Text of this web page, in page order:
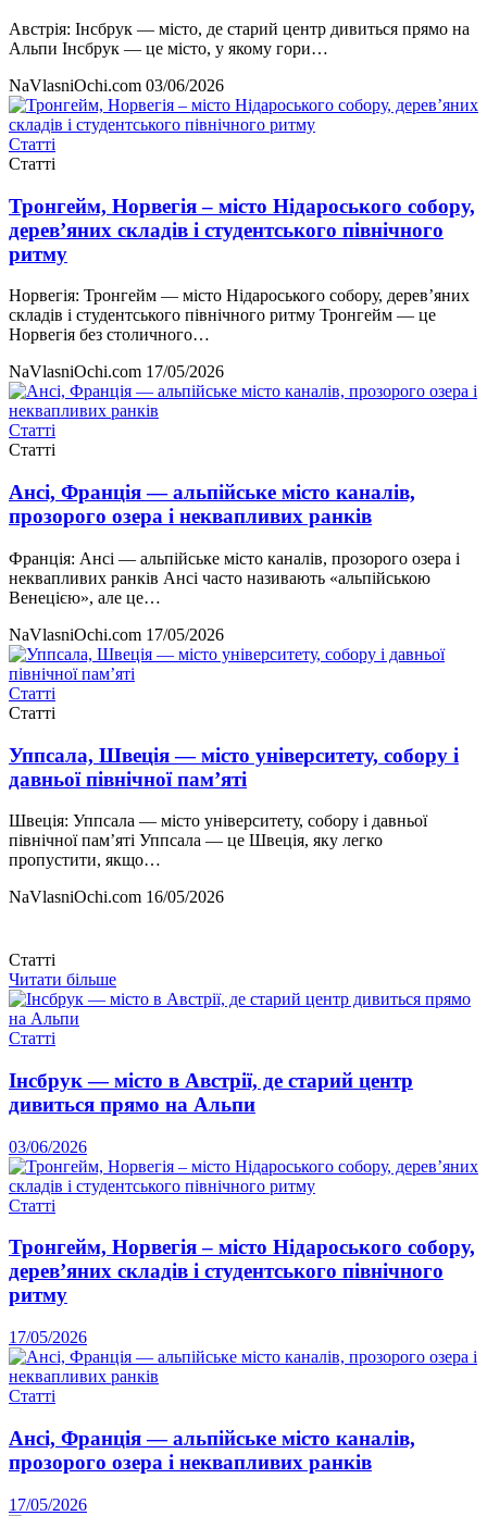
Австрія: Інсбрук — місто, де старий центр дивиться прямо на
Альпи Інсбрук — це місто, у якому гори…
NaVlasniOchi.com 03/06/2026
Статті
Статті
Тронгейм, Норвегія – місто Нідароського собору,
дерев’яних складів і студентського північного
ритму
Норвегія: Тронгейм — місто Нідароського собору, дерев’яних
складів і студентського північного ритму Тронгейм — це
Норвегія без столичного…
NaVlasniOchi.com 17/05/2026
Статті
Статті
Ансі, Франція — альпійське місто каналів,
прозорого озера і неквапливих ранків
Франція: Ансі — альпійське місто каналів, прозорого озера і
неквапливих ранків Ансі часто називають «альпійською
Венецією», але це…
NaVlasniOchi.com 17/05/2026
Статті
Статті
Уппсала, Швеція — місто університету, собору і
давньої північної пам’яті
Швеція: Уппсала — місто університету, собору і давньої
північної пам’яті Уппсала — це Швеція, яку легко
пропустити, якщо…
NaVlasniOchi.com 16/05/2026
Статті
Читати більше
Статті
Інсбрук — місто в Австрії, де старий центр
дивиться прямо на Альпи
03/06/2026
Статті
Тронгейм, Норвегія – місто Нідароського собору,
дерев’яних складів і студентського північного
ритму
17/05/2026
Статті
Ансі, Франція — альпійське місто каналів,
прозорого озера і неквапливих ранків
17/05/2026